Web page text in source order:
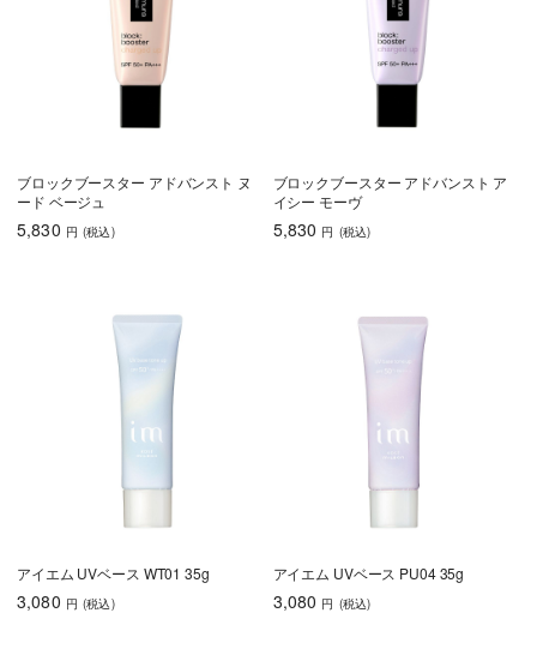
ブロックブースター アドバンスト ヌ
ード ベージュ
5,830 円 (税込)
ブロックブースター アドバンスト ア
イシー モーヴ
5,830 円 (税込)
アイエム UVベース WT01 35g
3,080 円 (税込)
アイエム UVベース PU04 35g
3,080 円 (税込)